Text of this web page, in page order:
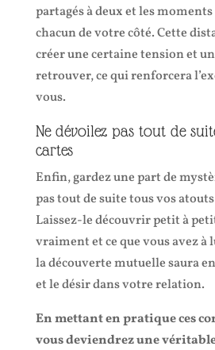
partagés à deux et les
chacun de votre côté. Cette
créer une certaine tension et
retrouver, ce qui renforcera
vous.
Ne dévoilez pas tout de
cartes
Enfin, gardez une part de
pas tout de suite tous vos
Laissez-le découvrir petit à
vraiment et ce que vous avez à
la découverte mutuelle saura
et le désir dans votre relation.
En mettant en pratique ces
vous deviendrez une